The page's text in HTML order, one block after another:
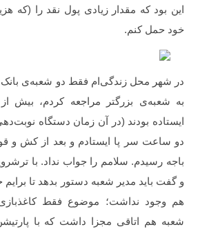
این بود که مقدار زیادی پول نقد را (که
خود حمل کنم.
در شهر محل زندگی‌ام فقط دو شعبه‌ی
به شعبه‌ی بزرگتر مراجعه کردم،
ایستاده بودند (در آن زمان دستگاه
دو ساعت سر پا ایستادم و بعد از کش و
باجه رسیدم. سلامم را جواب نداد. با
و گفت باید مدیر شعبه دستور بدهد تا
هم وجود نداشت؛ موضوع فقط
شعبه هم اتاقی مجزا داشت که با